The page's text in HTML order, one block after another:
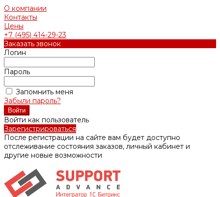
О компании
Контакты
Цены
+7 (495) 414-29-23
Заказать звонок
Логин
Пароль
Запомнить меня
Забыли пароль?
Войти как пользователь
Зарегистрироваться
После регистрации на сайте вам будет доступно
отслеживание состояния заказов, личный кабинет и
другие новые возможности